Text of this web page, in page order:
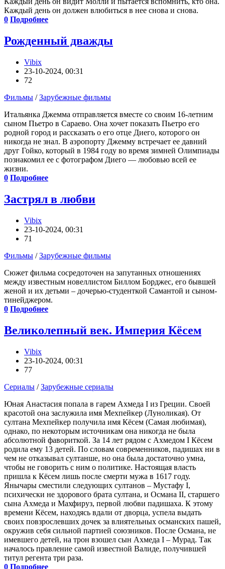
Каждый день он должен влюбиться в нее снова и снова.
0 Подробнее
Рожденный дважды
Vibix
23-10-2024, 00:31
72
Фильмы /Зарубежные фильмы
Итальянка Джемма отправляется вместе со своим 16-летним
сыном Пьетро в Сараево. Она хочет показать Пьетро его
родной город и рассказать о его отце Диего, которого он
никогда не знал. В аэропорту Джемму встречает ее давний
друг Гойко, который в 1984 году во время зимней Олимпиады
познакомил ее с фотографом Диего — любовью всей ее
жизни.
0 Подробнее
Застрял в любви
Vibix
23-10-2024, 00:31
71
Фильмы /Зарубежные фильмы
Сюжет фильма сосредоточен на запутанных отношениях
между известным новеллистом Биллом Борджес, его бывшей
женой и их детьми – дочерью-студенткой Самантой и сыном-
тинейджером.
0 Подробнее
Великолепный век. Империя Кёсем
Vibix
23-10-2024, 00:31
77
Сериалы /Зарубежные сериалы
Юная Анастасия попала в гарем Ахмеда I из Греции. Своей
красотой она заслужила имя Мехпейкер (Луноликая). От
султана Мехпейкер получила имя Кёсем (Самая любимая),
однако, по некоторым источникам она никогда не была
абсолютной фавориткой. За 14 лет рядом с Ахмедом I Кёсем
родила ему 13 детей. По словам современников, падишах ни в
чем не отказывал султанше, но она была достаточно умна,
чтобы не говорить с ним о политике. Настоящая власть
пришла к Кёсем лишь после смерти мужа в 1617 году.
Янычары сместили следующих султанов – Мустафу I,
психически не здорового брата султана, и Османа II, старшего
сына Ахмеда и Махфируз, первой любви падишаха. К этому
времени Кёсем, находясь вдали от дворца, успела выдать
своих повзрослевших дочек за влиятельных османских пашей,
окружив себя сильной партией союзников. После Османа, не
имевшего детей, на трон взошел сын Ахмеда I – Мурад. Так
началось правление самой известной Валиде, получившей
титул регента три раза.
0 Подробнее